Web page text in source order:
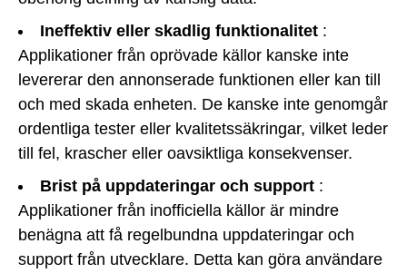
Ineffektiv eller skadlig funktionalitet :
Applikationer från oprövade källor kanske inte
levererar den annonserade funktionen eller kan till
och med skada enheten. De kanske inte genomgår
ordentliga tester eller kvalitetssäkringar, vilket leder
till fel, krascher eller oavsiktliga konsekvenser.
Brist på uppdateringar och support :
Applikationer från inofficiella källor är mindre
benägna att få regelbundna uppdateringar och
support från utvecklare. Detta kan göra användare